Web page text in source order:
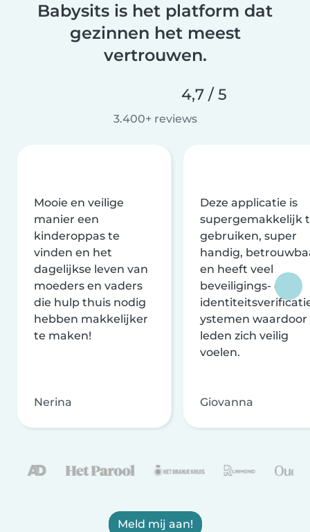
Babysits is het platform dat
gezinnen het meest
vertrouwen.
4,7 / 5
3.400+ reviews
Mooie en veilige
manier een
kinderoppas te
vinden en het
dagelijkse leven van
moeders en vaders
die hulp thuis nodig
hebben makkelijker
te maken!
Nerina
Deze applicatie is
supergemakkelijk
gebruiken, super
handig,
en heeft veel
beveiligings- en
ystemen waardoor
leden zich veilig
voelen.
Giovanna
Meld mij aan!